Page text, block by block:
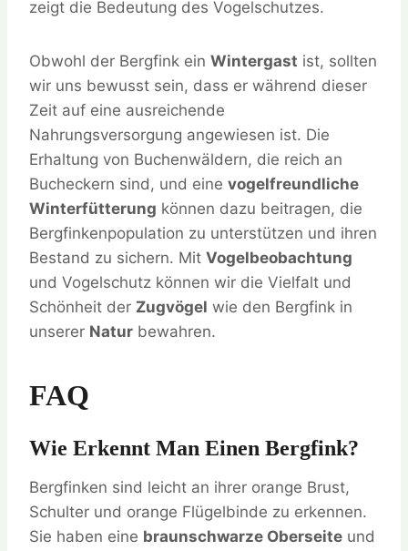
zeigt die Bedeutung des Vogelschutzes.
Obwohl der Bergfink ein Wintergast ist, sollten
wir uns bewusst sein, dass er während dieser
Zeit auf eine ausreichende
Nahrungsversorgung angewiesen ist. Die
Erhaltung von Buchenwäldern, die reich an
Bucheckern sind, und eine vogelfreundliche
Winterfütterung können dazu beitragen, die
Bergfinkenpopulation zu unterstützen und ihren
Bestand zu sichern. Mit Vogelbeobachtung
und Vogelschutz können wir die Vielfalt und
Schönheit der Zugvögel wie den Bergfink in
unserer Natur bewahren.
FAQ
Wie Erkennt Man Einen Bergfink?
Bergfinken sind leicht an ihrer orange Brust,
Schulter und orange Flügelbinde zu erkennen.
Sie haben eine braunschwarze Oberseite und